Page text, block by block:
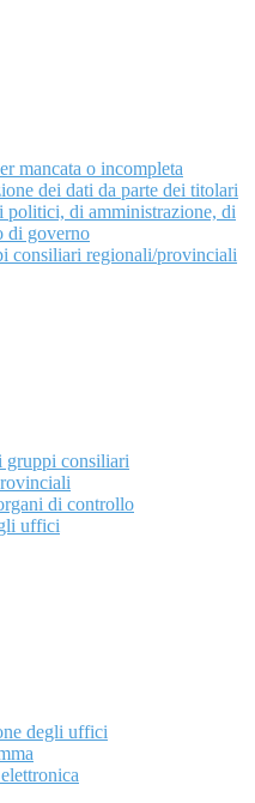
mancata o incompleta
dei dati da parte dei titolari
politici, di amministrazione, di
di governo
consiliari regionali/provinciali
gruppi consiliari
di controllo
uffici
degli uffici